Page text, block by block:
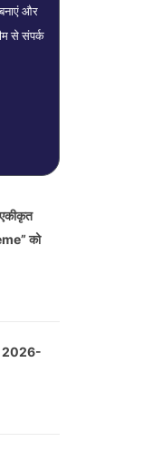
और
से संपर्क
एकीकृत
को
2026-